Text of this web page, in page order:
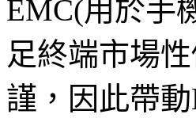
EMC(用於手
足終端市場
謹，因此帶